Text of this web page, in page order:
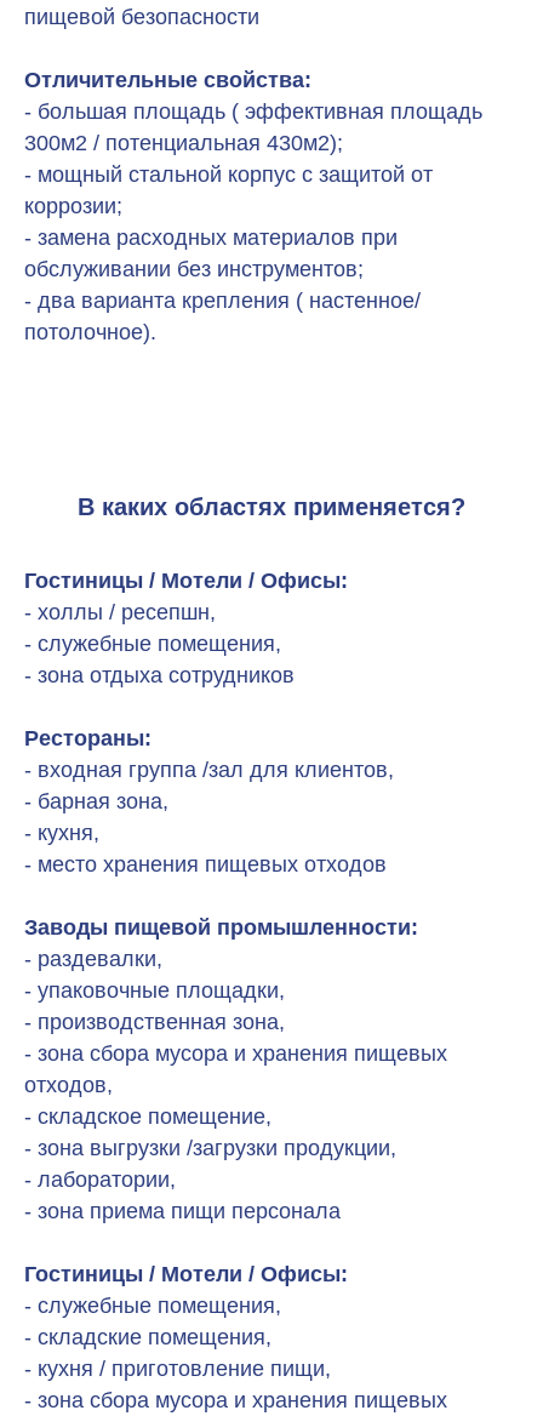
пищевой безопасности
Отличительные свойства:
- большая площадь ( эффективная площадь
300м2 / потенциальная 430м2);
- мощный стальной корпус с защитой от
коррозии;
- замена расходных материалов при
обслуживании без инструментов;
- два варианта крепления ( настенное/
потолочное).
В каких областях применяется?
Гостиницы / Мотели / Офисы:
- холлы / ресепшн,
- служебные помещения,
- зона отдыха сотрудников
Рестораны:
- входная группа /зал для клиентов,
- барная зона,
- кухня,
- место хранения пищевых отходов
Заводы пищевой промышленности:
- раздевалки,
- упаковочные площадки,
- производственная зона,
- зона сбора мусора и хранения пищевых
отходов,
- складское помещение,
- зона выгрузки /загрузки продукции,
- лаборатории,
- зона приема пищи персонала
Гостиницы / Мотели / Офисы:
- служебные помещения,
- складские помещения,
- кухня / приготовление пищи,
- зона сбора мусора и хранения пищевых